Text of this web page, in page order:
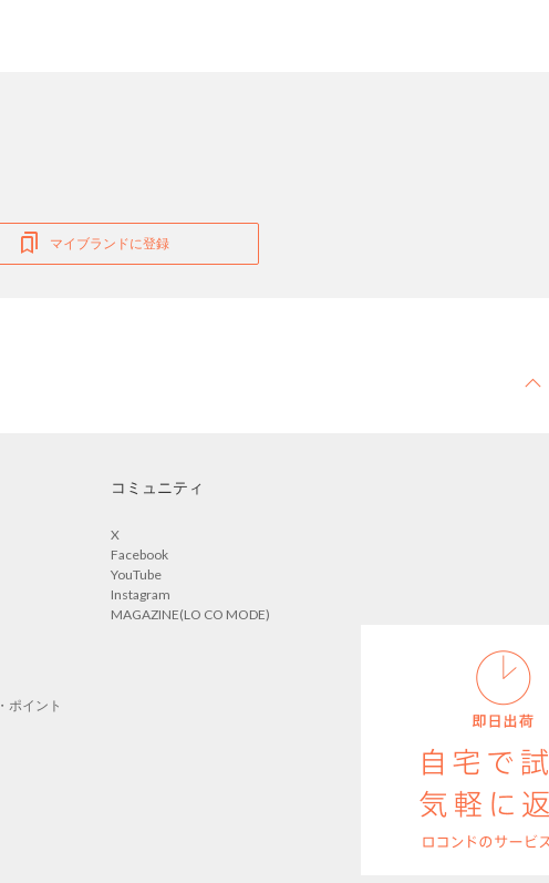
マイブランドに登録
ポイント
コミュニティ
X
Facebook
YouTube
Instagram
MAGAZINE(LO CO MODE)